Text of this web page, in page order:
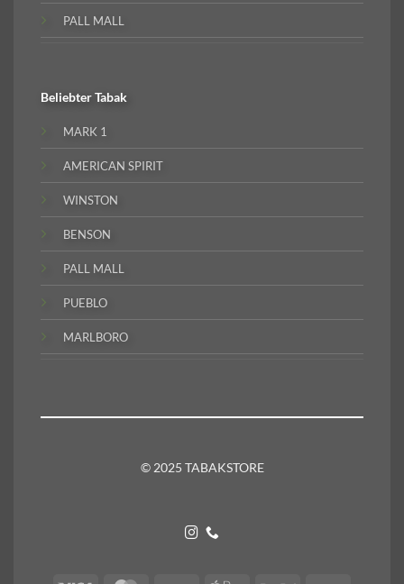
PALL MALL
BeliebterTabak
MARK 1
AMERICAN SPIRIT
WINSTON
BENSON
PALL MALL
PUEBLO
MARLBORO
© 2025 TABAKSTORE